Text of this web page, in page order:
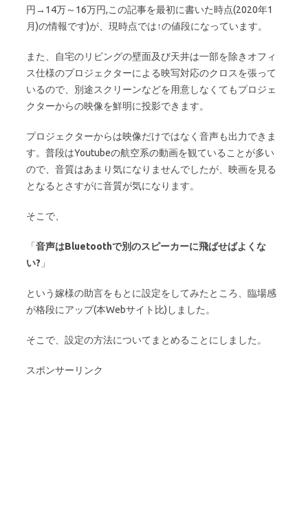
円→14万～16万円,この記事を最初に書いた時点(2020年1
月)の情報です)が、現時点では↑の値段になっています。
また、自宅のリビングの壁面及び天井は一部を除きオフィ
ス仕様のプロジェクターによる映写対応のクロスを張って
いるので、別途スクリーンなどを用意しなくてもプロジェ
クターからの映像を鮮明に投影できます。
プロジェクターからは映像だけではなく音声も出力できま
す。普段はYoutubeの航空系の動画を観ていることが多い
ので、音質はあまり気になりませんでしたが、映画を見る
となるとさすがに音質が気になります。
そこで、
「音声はBluetoothで別のスピーカーに飛ばせばよくな
い? 」
という嫁様の助言をもとに設定をしてみたところ、臨場感
が格段にアップ(本Webサイト比)しました。
そこで、設定の方法についてまとめることにしました。
スポンサーリンク